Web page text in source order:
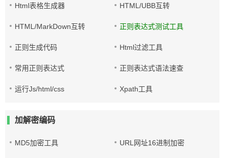
Html表格生成器 HTML/UBB互转
HTML/MarkDown互转 正则表达式测试工具
正则生成代码 Html过滤工具
常用正则表达式 正则表达式语法速查
运行Js/html/css Xpath工具
加解密编码
MD5加密工具 URL网址16进制加密